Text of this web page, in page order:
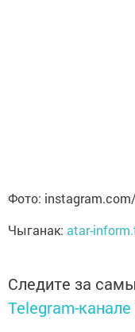
Фото:
Чыганак: atar-
Следите за
Telegram-канале